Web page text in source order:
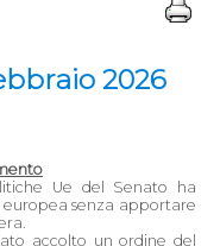
2026
Ue del Senato ha
senza apportare
accolto un ordine del